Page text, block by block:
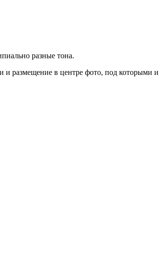
разные тона.
и размещение в центре фото, под которыми и